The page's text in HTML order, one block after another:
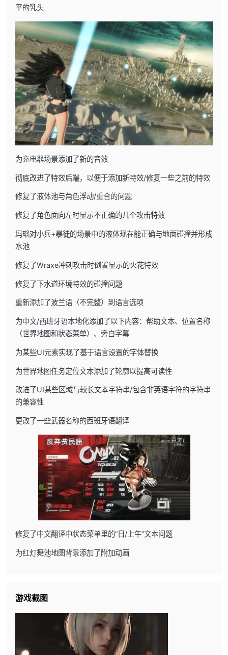
平的乳头
为充电器场景添加了新的音效
彻底改进了特效后端，以便于添加新特效/修复一些之前的特效
修复了液体池与角色浮动/重合的问题
修复了角色面向左时显示不正确的几个攻击特效
玛瑙对小兵+暴徒的场景中的液体现在能正确与地面碰撞并形成
水池
修复了Wraxe冲刺攻击时倒置显示的火花特效
修复了下水道环境特效的碰撞问题
重新添加了波兰语（不完整）到语言选项
为中文/西班牙语本地化添加了以下内容：帮助文本、位置名称
（世界地图和状态菜单）、旁白字幕
为某些UI元素实现了基于语言设置的字体替换
为世界地图任务定位文本添加了轮廓以提高可读性
改进了UI某些区域与较长文本字符串/包含非英语字符的字符串
的兼容性
更改了一些武器名称的西班牙语翻译
修复了中文翻译中状态菜单里的”日/上午”文本问题
为红灯舞池地图背景添加了附加动画
游戏截图